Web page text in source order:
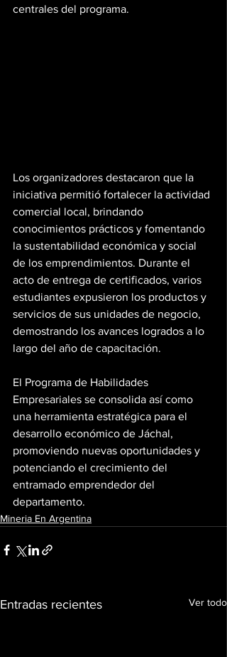
centrales del programa.
Los organizadores destacaron que la
iniciativa permitió fortalecer la actividad
comercial local, brindando
conocimientos prácticos y fomentando
la sustentabilidad económica y social
de los emprendimientos. Durante el
acto de entrega de certificados, varios
estudiantes expusieron los productos y
servicios de sus unidades de negocio,
demostrando los avances logrados a lo
largo del año de capacitación.
El Programa de Habilidades
Empresariales se consolida así como
una herramienta estratégica para el
desarrollo económico de Jáchal,
promoviendo nuevas oportunidades y
potenciando el crecimiento del
entramado emprendedor del
departamento.
Mineria En Argentina
Entradas recientes Ver todo